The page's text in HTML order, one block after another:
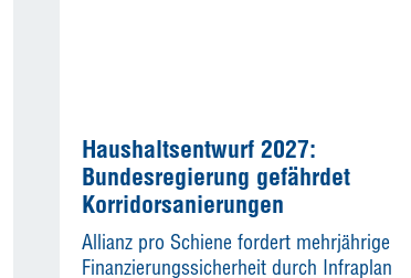
Haushaltsentwurf 2027:
Bundesregierung gefährdet
Korridorsanierungen
Allianz pro Schiene fordert mehrjährige
Finanzierungssicherheit durch Infraplan